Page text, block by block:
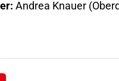
Andrea Knauer